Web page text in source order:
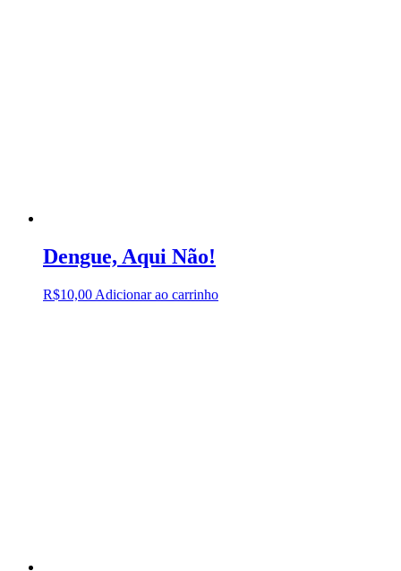
Dengue, Aqui Não!
R$10,00 Adicionar ao carrinho